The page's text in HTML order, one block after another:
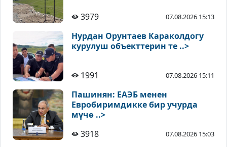
3979 07.08.2026 15:13
Нурдан Орунтаев Караколдогу
курулуш объекттерин те ..>
1991 07.08.2026 15:11
Пашинян: ЕАЭБ менен
Евробиримдикке бир учурда
мүчө ..>
3918
07.08.2026 15:03